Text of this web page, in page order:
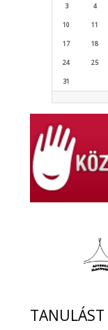
3 4
10 11
17 18
24 25
31
TANULÁST